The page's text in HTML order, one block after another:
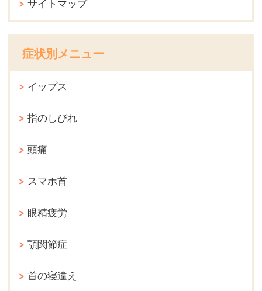
サイトマップ
症状別メニュー
イップス
指のしびれ
頭痛
スマホ首
眼精疲労
顎関節症
首の寝違え